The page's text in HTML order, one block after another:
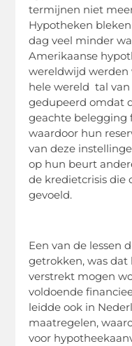
termijnen niet
Hypotheken
dag veel minder
Amerikaanse
wereldwijd werden
hele wereld tal
gedupeerd omdat
geachte belegging
waardoor hun
van deze
op hun beurt
de kredietcrisis die
gevoeld.
Een van de lessen
getrokken, was
verstrekt mogen
voldoende
leidde ook in
maatregelen,
voor